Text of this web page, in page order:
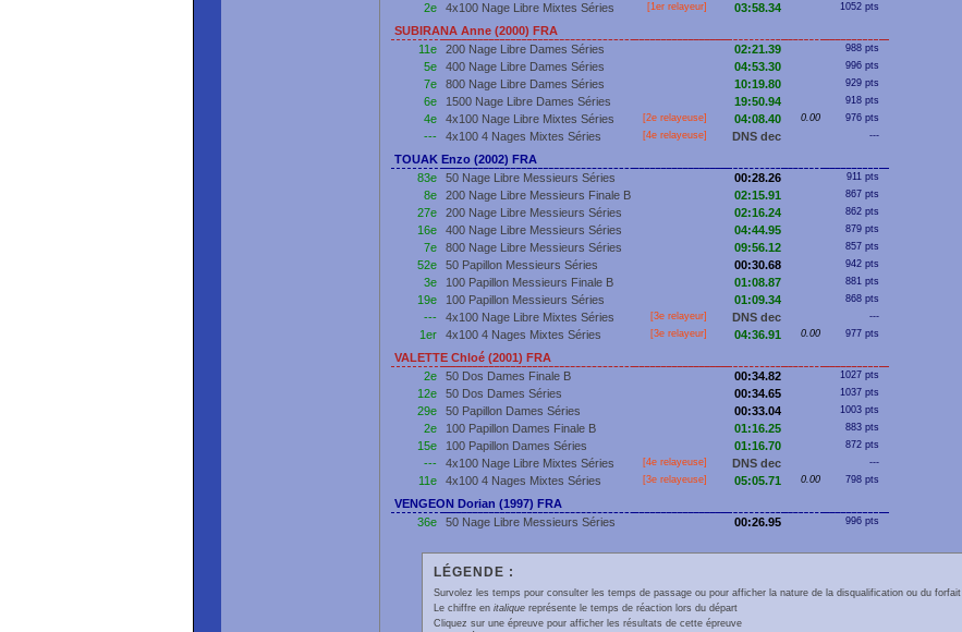
2e 4x100 Nage Libre Mixtes Séries [1er relayeur] 03:58.34 1052 pts
SUBIRANA Anne (2000) FRA
11e
200 Nage Libre Dames Séries 02:21.39 988 pts
5e 400 Nage Libre Dames Séries 04:53.30 996 pts
7e 800 Nage Libre Dames Séries 10:19.80 929 pts
6e 1500 Nage Libre Dames Séries 19:50.94 918 pts
4e 4x100 Nage Libre Mixtes Séries [2e relayeuse] 04:08.40 0.00 976 pts
--- 4x100 4 Nages Mixtes Séries [4e relayeuse] DNS dec ---
TOUAK Enzo (2002) FRA
83e
50 Nage Libre Messieurs Séries 00:28.26 911 pts
8e 200 Nage Libre Messieurs Finale B 02:15.91 867 pts
27e 200 Nage Libre Messieurs Séries 02:16.24 862 pts
16e 400 Nage Libre Messieurs Séries 04:44.95 879 pts
7e 800 Nage Libre Messieurs Séries 09:56.12 857 pts
52e 50 Papillon Messieurs Séries 00:30.68 942 pts
3e 100 Papillon Messieurs Finale B 01:08.87 881 pts
19e 100 Papillon Messieurs Séries 01:09.34 868 pts
--- 4x100 Nage Libre Mixtes Séries [3e relayeur] DNS dec ---
1er 4x100 4 Nages Mixtes Séries [3e relayeur] 04:36.91 0.00 977 pts
VALETTE Chloé (2001) FRA
2e
50 Dos Dames Finale B 00:34.82 1027 pts
12e 50 Dos Dames Séries 00:34.65 1037 pts
29e 50 Papillon Dames Séries 00:33.04 1003 pts
2e 100 Papillon Dames Finale B 01:16.25 883 pts
15e 100 Papillon Dames Séries 01:16.70 872 pts
--- 4x100 Nage Libre Mixtes Séries [4e relayeuse] DNS dec ---
11e 4x100 4 Nages Mixtes Séries [3e relayeuse] 05:05.71 0.00 798 pts
VENGEON Dorian (1997) FRA
36e
50 Nage Libre Messieurs Séries 00:26.95 996 pts
LÉGENDE :
Survolez les temps pour consulter les temps de passage ou pour afficher la nature de la disqualification ou du forfait
Le chiffre en italiquereprésente le temps de réaction lors du départ
Cliquez sur une épreuve pour afficher les résultats de cette épreuve